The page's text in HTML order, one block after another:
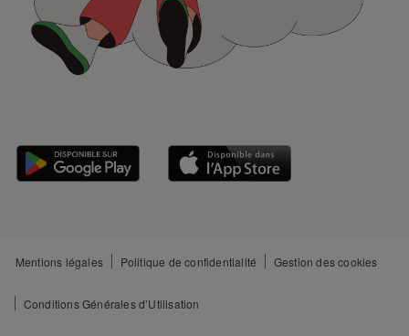
Mentions légales Politique de confidentialité Gestion des cookies
Conditions Générales d’Utilisation